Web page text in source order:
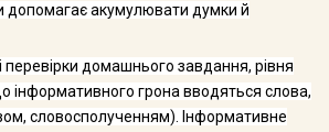
допомагає акумулювати думки й
перевірки домашнього завдання, рівня
інформатив­ного грона вводяться слова,
словосполученням). Інформа­тивне